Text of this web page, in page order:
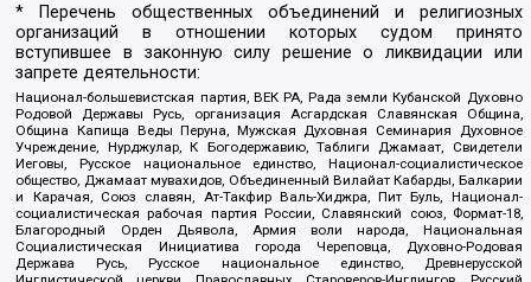
* Перечень общественных объединений и религиозных
организаций в отношении которых судом принято
вступившее в законную силу решение о ликвидации или
запрете деятельности:
Национал-большевистская партия, ВЕК РА, Рада земли Кубанской Духовно
Родовой Державы Русь, организация Асгардская Славянская Община,
Община Капища Веды Перуна, Мужская Духовная Семинария Духовное
Учреждение, Нурджулар, К Богодержавию, Таблиги Джамаат, Свидетели
Иеговы, Русское национальное единство, Национал-социалистическое
общество, Джамаат мувахидов, Объединенный Вилайат Кабарды, Балкарии
и Карачая, Союз славян, Ат-Такфир Валь-Хиджра, Пит Буль, Национал-
социалистическая рабочая партия России, Славянский союз, Формат-18,
Благородный Орден Дьявола, Армия воли народа, Национальная
Социалистическая Инициатива города Череповца, Духовно-Родовая
Держава Русь, Русское национальное единство, Древнерусской